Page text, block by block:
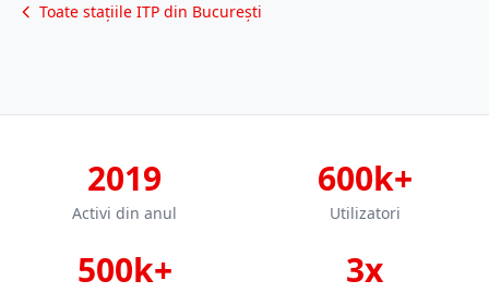
Toate stațiile ITP din București
2019
Activi din anul
600k+
Utilizatori
500k+ 3x